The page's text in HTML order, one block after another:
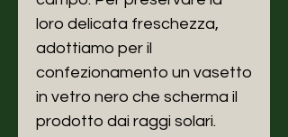
loro delicata freschezza,
adottiamo per il
confezionamento un vasetto
in vetro nero che scherma il
prodotto dai raggi solari.